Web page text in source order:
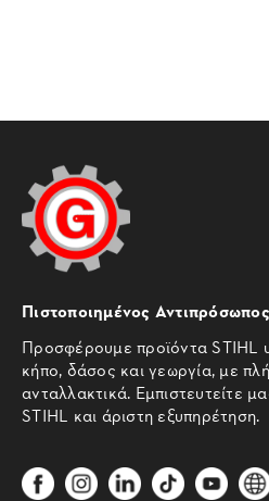
Πιστοποιημένος
Προσφέρουμε προϊόντα STIHL
κήπο, δάσος και γεωργία, με
ανταλλακτικά. Εμπιστευτείτε
STIHL και άριστη εξυπηρέτηση.